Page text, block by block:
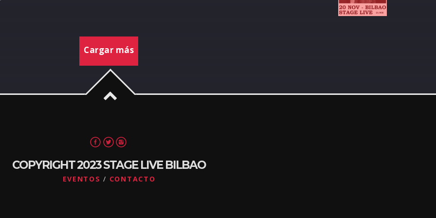
Cargar más
COPYRIGHT 2023 STAGE LIVE BILBAO
EVENTOS CONTACTO